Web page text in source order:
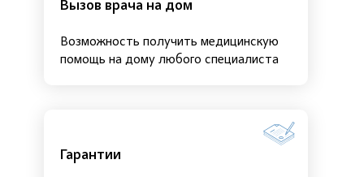
Вызов врача на дом
Возможность получить медицинскую
помощь на дому любого специалиста
Гарантии